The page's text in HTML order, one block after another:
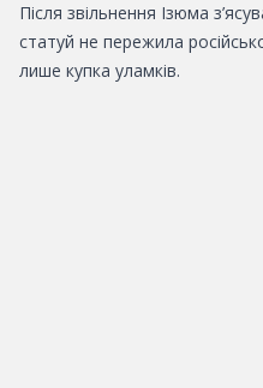
Після звільнення Ізюма
статуй не пережила
лише купка уламків.